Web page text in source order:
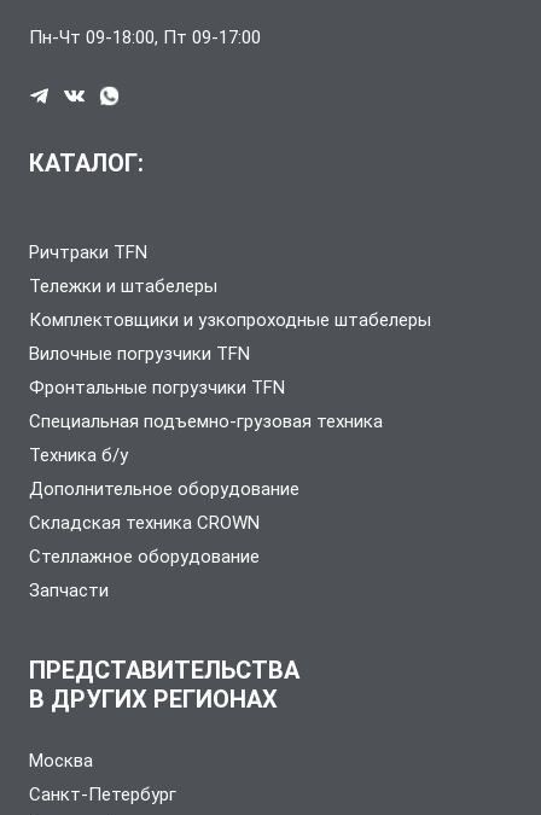
Пн-Чт 09-18:00, Пт 09-17:00
КАТАЛОГ:
Ричтраки TFN
Тележки и штабелеры
Комплектовщики и узкопроходные штабелеры
Вилочные погрузчики TFN
Фронтальные погрузчики TFN
Специальная подъемно-грузовая техника
Техника б/у
Дополнительное оборудование
Складская техника CROWN
Стеллажное оборудование
Запчасти
ПРЕДСТАВИТЕЛЬСТВА
В ДРУГИХ РЕГИОНАХ
Москва
Санкт-Петербург